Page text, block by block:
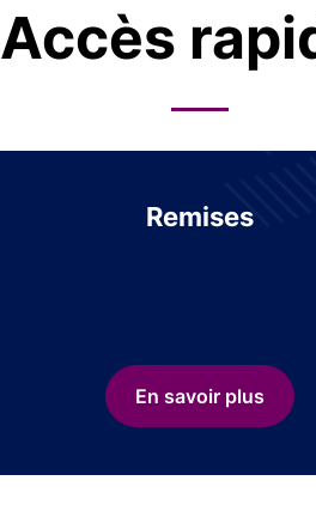
Accès
Remises
En savoir plus